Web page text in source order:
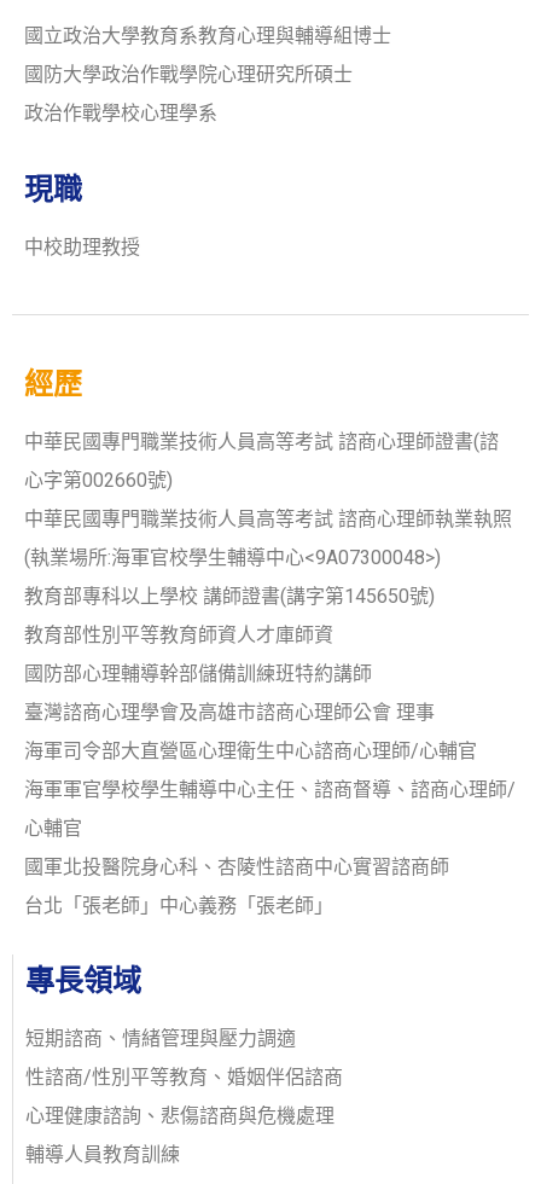
國立政治大學教育系教育心理與輔導組博士
國防大學政治作戰學院心理研究所碩士
政治作戰學校心理學系
現職
中校助理教授
經歷
中華民國專門職業技術人員高等考試 諮商心理師證書(諮
心字第002660號)
中華民國專門職業技術人員高等考試 諮商心理師執業執照
(執業場所:海軍官校學生輔導中心<9A07300048>)
教育部專科以上學校 講師證書(講字第145650號)
教育部性別平等教育師資人才庫師資
國防部心理輔導幹部儲備訓練班特約講師
臺灣諮商心理學會及高雄市諮商心理師公會 理事
海軍司令部大直營區心理衛生中心諮商心理師/心輔官
海軍軍官學校學生輔導中心主任、諮商督導、諮商心理師/
心輔官
國軍北投醫院身心科、杏陵性諮商中心實習諮商師
台北「張老師」中心義務「張老師」
專長領域
短期諮商、情緒管理與壓力調適
性諮商/性別平等教育、婚姻伴侶諮商
心理健康諮詢、悲傷諮商與危機處理
輔導人員教育訓練